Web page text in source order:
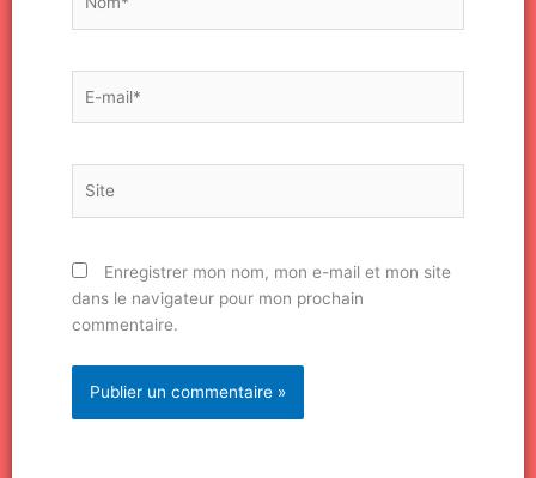
mail*
Enregistrer mon nom, mon e-mail et mon site
dans le navigateur pour mon prochain
commentaire.